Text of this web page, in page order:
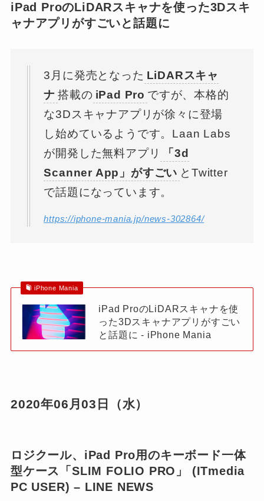
iPad ProのLiDARスキャナを使った3Dスキ
ャナアプリがすごいと話題に
3月に発売となった LiDARスキャ
ナ 搭載の iPad Pro ですが、本格的
な3Dスキャナアプリが徐々に登場
し始めているようです。Laan Labs
が開発した無料アプリ
「3d
Scanner App」がすごい とTwitter
で話題になっています。
https://iphone-mania.jp/news-302864/
iPhone Mania
iPad ProのLiDARスキャナを使
った3Dスキャナアプリがすごい
と話題に - iPhone Mania
2020年06月03日（水）
ロジクール、iPad Pro用のキーボード一体
型ケース「SLIM FOLIO PRO」 (ITmedia
PC USER) – LINE NEWS